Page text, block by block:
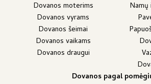
Dovanos moterims
Dovanos vyrams
Dovanos šeimai
Dovanos vaikams
Dovanos draugui
Dovanos pagal